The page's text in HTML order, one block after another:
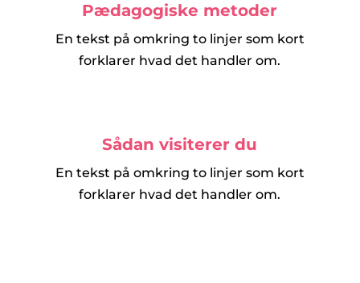
Pædagogiske metoder
En tekst på omkring to linjer som kort
forklarer hvad det handler om.
Sådan visiterer du
En tekst på omkring to linjer som kort
forklarer hvad det handler om.